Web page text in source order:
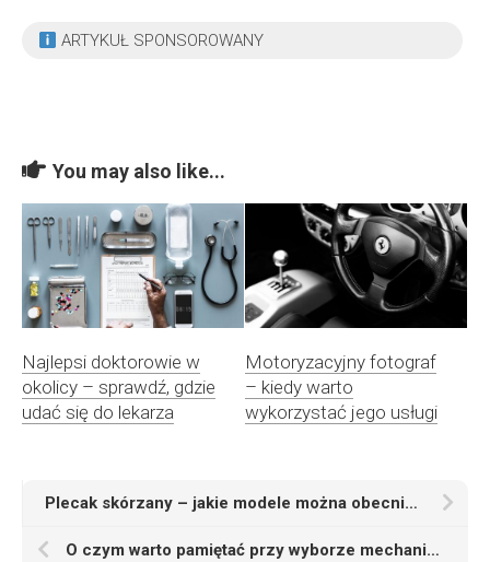
ARTYKUŁ SPONSOROWANY
You may also like...
Najlepsi doktorowie w
okolicy – sprawdź, gdzie
udać się do lekarza
Motoryzacyjny fotograf
– kiedy warto
wykorzystać jego usługi
Plecak skórzany – jakie modele można obecnie znaleźć w sklepach
O czym warto pamiętać przy wyborze mechanika samochodowego